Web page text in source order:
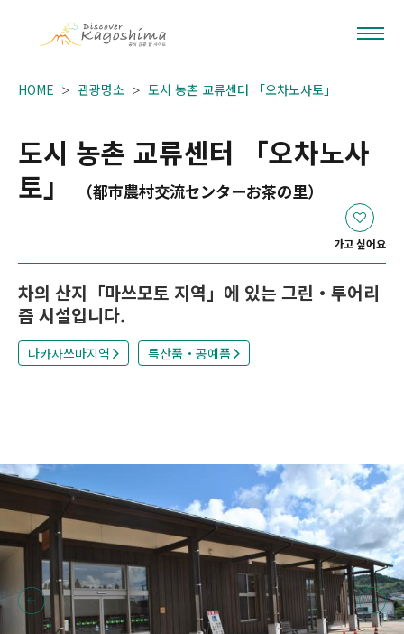
HOME 관광명소 도시 농촌 교류센터 「오차노사토」
도시 농촌 교류센터 「오차노사
토」
（都市農村交流センターお茶の里）
가고 싶어요
차의 산지「마쓰모토 지역」에 있는 그린・투어리
즘 시설입니다.
나카사쓰마지역 특산품・공예품